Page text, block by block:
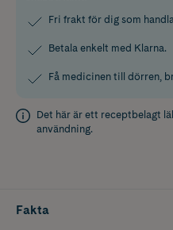
Fri frakt för dig som
Betala enkelt med Klarna.
Få medicinen till dörren,
Det här är ett receptbelagt
användning.
Fakta